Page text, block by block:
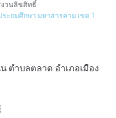
งวนลิขสิทธิ์
ะถมศึกษา มหาสารคาม เขต 1
ตำบลตลาด อำเภอเมือง